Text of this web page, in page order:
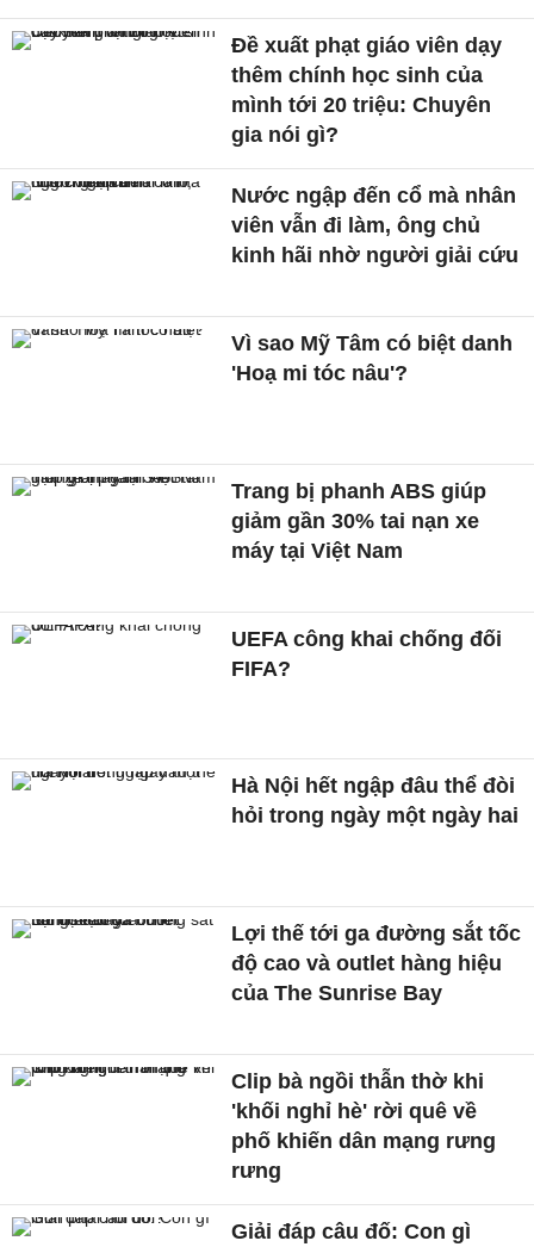
Đề xuất phạt giáo viên dạy
thêm chính học sinh của
mình tới 20 triệu: Chuyên
gia nói gì?
Nước ngập đến cổ mà nhân
viên vẫn đi làm, ông chủ
kinh hãi nhờ người giải cứu
Vì sao Mỹ Tâm có biệt danh
'Hoạ mi tóc nâu'?
Trang bị phanh ABS giúp
giảm gần 30% tai nạn xe
máy tại Việt Nam
UEFA công khai chống đối
FIFA?
Hà Nội hết ngập đâu thể đòi
hỏi trong ngày một ngày hai
Lợi thế tới ga đường sắt tốc
độ cao và outlet hàng hiệu
của The Sunrise Bay
Clip bà ngồi thẫn thờ khi
'khối nghỉ hè' rời quê về
phố khiến dân mạng rưng
rưng
Giải đáp câu đố: Con gì